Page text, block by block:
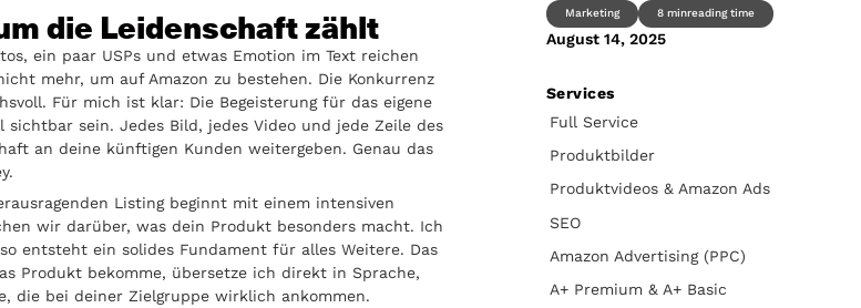
die Leidenschaft zählt
ein paar USPs und etwas Emotion im Text reichen
mehr, um auf Amazon zu bestehen. Die Konkurrenz
Für mich ist klar: Die Begeisterung für das eigene
sichtbar sein. Jedes Bild, jedes Video und jede Zeile des
an deine künftigen Kunden weitergeben. Genau das
Listing beginnt mit einem intensiven
wir darüber, was dein Produkt besonders macht. Ich
entsteht ein solides Fundament für alles Weitere. Das
Produkt bekomme, übersetze ich direkt in Sprache,
die bei deiner Zielgruppe wirklich ankommen.
Marketing 8 minreading time
August 14, 2025
Services
Full Service
Produktbilder
Produktvideos & Amazon Ads
SEO
Amazon Advertising (PPC)
A+ Premium & A+ Basic